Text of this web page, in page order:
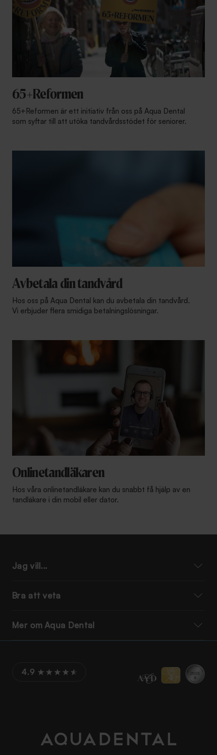
65+Reformen
65+Reformen är ett initiativ från oss på Aqua Dental
som syftar till att utöka tandvårdsstödet för seniorer.
Avbetala din tandvård
Hos oss på Aqua Dental kan du avbetala din tandvård.
Vi erbjuder flera smidiga betalningslösningar.
Onlinetandläkaren
Hos våra onlinetandläkare kan du snabbt få hjälp av en
tandläkare i din mobil eller dator.
Jag vill...
Bra att veta
Mer om Aqua Dental
4.9